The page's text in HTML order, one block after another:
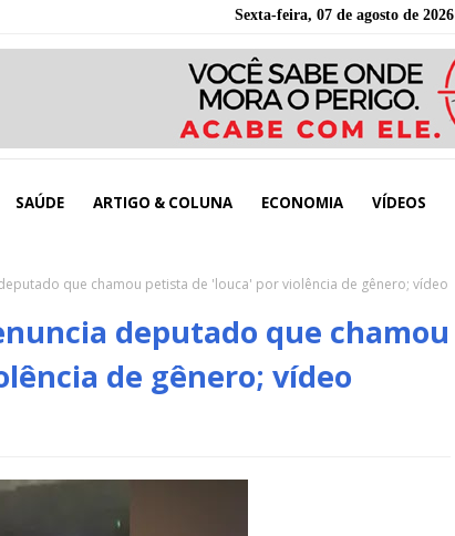
Sexta-feira, 07 de agosto de 2026
SAÚDE ARTIGO & COLUNA ECONOMIA VÍDEOS
que chamou petista de 'louca' por violência de gênero; vídeo
deputado que chamou
de gênero; vídeo